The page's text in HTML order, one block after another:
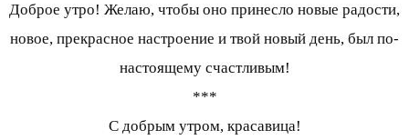
Доброе утро! Желаю, чтобы оно принесло новые радости,
новое, прекрасное настроение и твой новый день, был по-
настоящему счастливым!
***
С добрым утром, красавица!